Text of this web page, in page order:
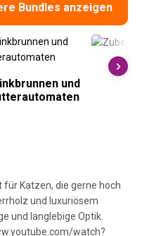
Bundles anzeigen
und
Katzen, die gerne hoch
und luxuriösem
und langlebige Optik.
watch?